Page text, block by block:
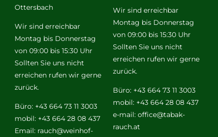
Ottersbach
Wir sind erreichbar
Montag bis Donnerstag
von 09:00 bis 15:30 Uhr
Sollten Sie uns nicht
erreichen rufen wir gerne
zurück.
Büro: +43 664 73 11 3003
mobil: +43 664 28 08 437
Email: rauch@weinhof-
Wir sind erreichbar
Montag bis Donnerstag
von 09:00 bis 15:30 Uhr
Sollten Sie uns nicht
erreichen rufen wir gerne
zurück.
Büro: +43 664 73 11 3003
mobil: +43 664 28 08 437
e-mail: office@tabak-
rauch.at